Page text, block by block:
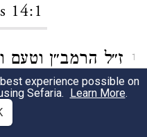
14:1
1
ז״ל הרמב״ן וטעם
ההוא כי לעת ערב
באהליהם כאשר
experience possible on
Sefaria. Learn More.